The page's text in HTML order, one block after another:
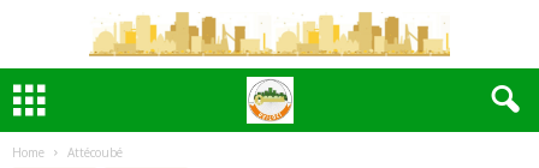
Home Attécoubé